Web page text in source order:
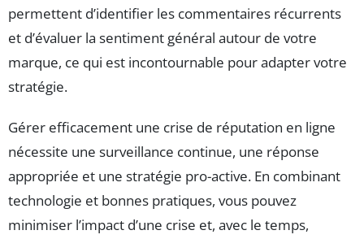
permettent d’identifier les commentaires récurrents
et d’évaluer la sentiment général autour de votre
marque, ce qui est incontournable pour adapter votre
stratégie.
Gérer efficacement une crise de réputation en ligne
nécessite une surveillance continue, une réponse
appropriée et une stratégie pro-active. En combinant
technologie et bonnes pratiques, vous pouvez
minimiser l’impact d’une crise et, avec le temps,